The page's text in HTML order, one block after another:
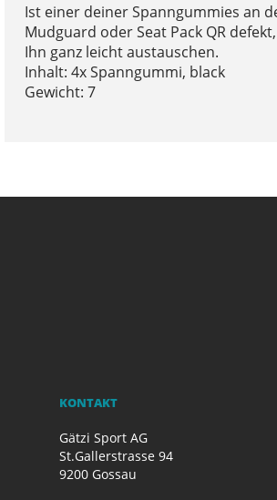
Ist einer deiner Spanngummies an
Mudguard oder Seat Pack QR
Ihn ganz leicht austauschen.
Inhalt: 4x Spanngummi, black
Gewicht: 7
KONTAKT
Gätzi Sport AG
St.Gallerstrasse 94
9200 Gossau